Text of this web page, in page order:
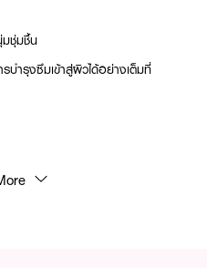
ชุ่มชื้น
บำรุงซึมเข้าสู่ผิวได้อย่างเต็มที่